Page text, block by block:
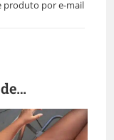
produto por e-mail